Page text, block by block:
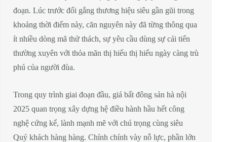
đoạn. Lúc trước đổi gắng thương hiệu siêu gần gũi trong
khoảng thời điểm này, căn nguyên này đã từng thông qua
ít nhiều dòng mã thử thách, sự yêu cầu dùng sự cải tiến
thường xuyên với thỏa mãn thị hiếu thị hiếu ngày càng trù
phú của người đùa.
Trong quy trình giai đoạn đầu, giá bất đông sản hà nội
2025 quan trọng xây dựng hệ điều hành hầu hết công
nghệ cứng kể, lành mạnh mẽ với chú trọng cùng siêu
Quý khách hàng hàng. Chính chính vày nỗ lực, phần lớn